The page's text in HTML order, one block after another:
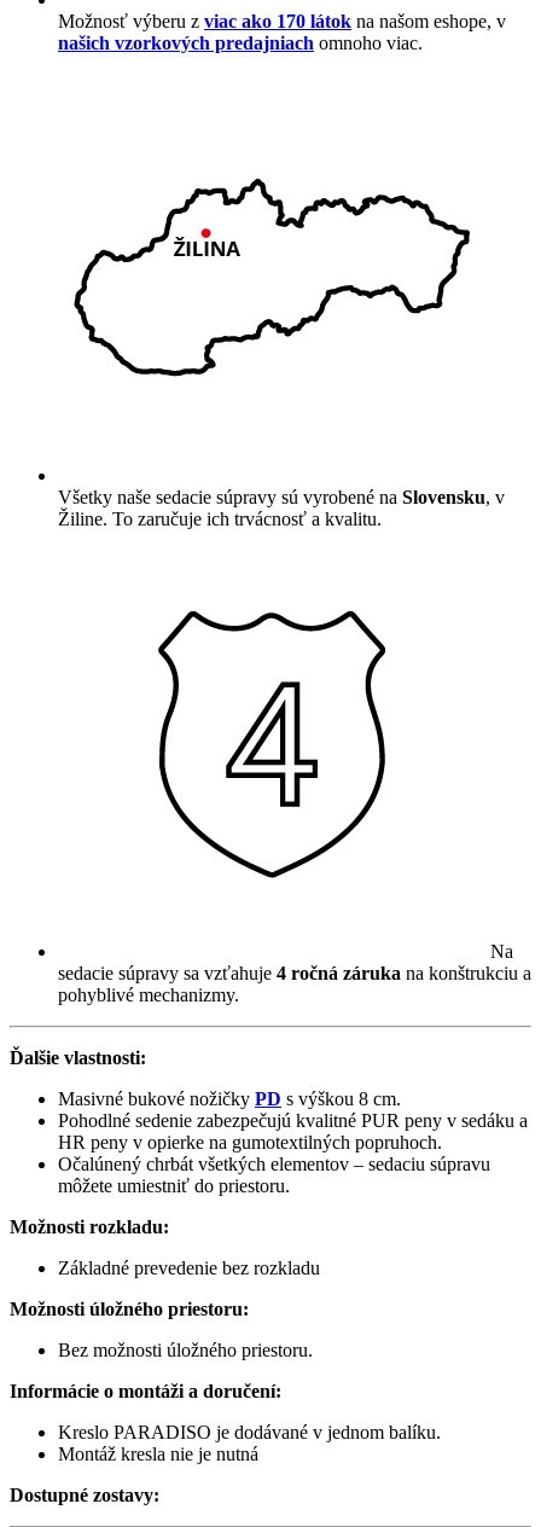
Možnosť výberu z viac ako 170 látok na našom eshope, v
našich vzorkových predajniach omnoho viac.
Všetky naše sedacie súpravy sú vyrobené na Slovensku, v
Žiline. To zaručuje ich trvácnosť a kvalitu.
Na
sedacie súpravy sa vzťahuje 4 ročná záruka na konštrukciu a
pohyblivé mechanizmy.
Ďalšie vlastnosti:
Masivné bukové nožičky PD s výškou 8 cm.
Pohodlné sedenie zabezpečujú kvalitné PUR peny v sedáku a
HR peny v opierke na gumotextilných popruhoch.
Očalúnený chrbát všetkých elementov – sedaciu súpravu
môžete umiestniť do priestoru.
Možnosti rozkladu:
Základné prevedenie bez rozkladu
Možnosti úložného priestoru:
Bez možnosti úložného priestoru.
Informácie o montáži a doručení:
Kreslo PARADISO je dodávané v jednom balíku.
Montáž kresla nie je nutná
Dostupné zostavy: